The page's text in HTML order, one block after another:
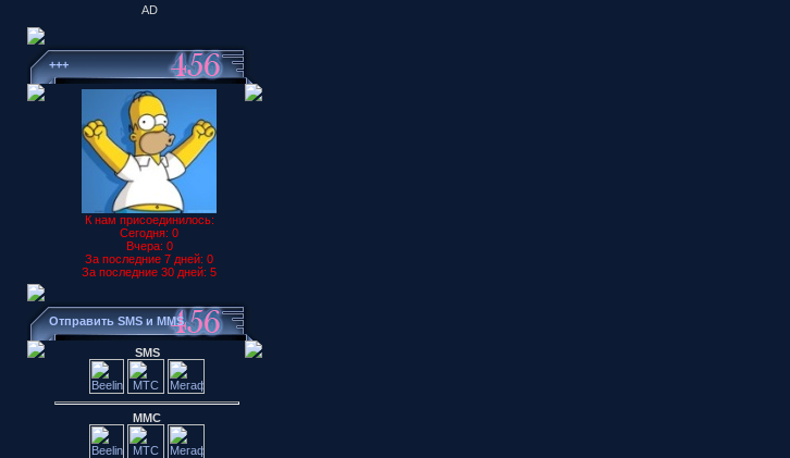
AD
+++
К нам присоединилось:
Сегодня: 0
Вчера: 0
За последние 7 дней: 0
За последние 30 дней: 5
Отправить SMS и MMS
SMS
ММС